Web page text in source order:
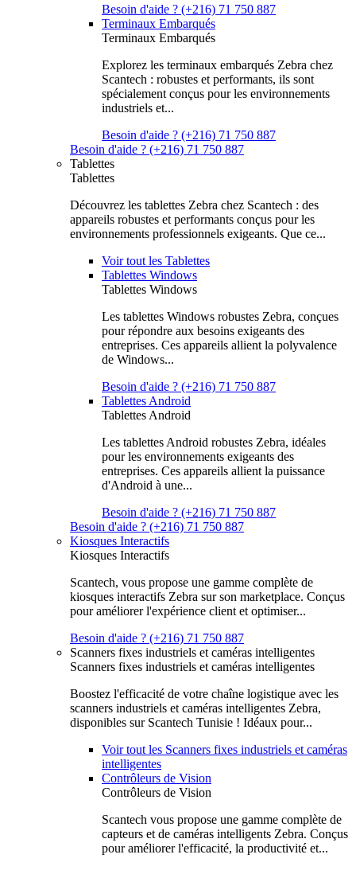
Besoin d'aide ? (+216) 71 750 887
Terminaux Embarqués
Terminaux Embarqués
Explorez les terminaux embarqués Zebra chez
Scantech : robustes et performants, ils sont
spécialement conçus pour les environnements
industriels et...
Besoin d'aide ? (+216) 71 750 887
Besoin d'aide ? (+216) 71 750 887
Tablettes
Tablettes
Découvrez les tablettes Zebra chez Scantech : des
appareils robustes et performants conçus pour les
environnements professionnels exigeants. Que ce...
Voir tout les Tablettes
Tablettes Windows
Tablettes Windows
Les tablettes Windows robustes Zebra, conçues
pour répondre aux besoins exigeants des
entreprises. Ces appareils allient la polyvalence
de Windows...
Besoin d'aide ? (+216) 71 750 887
Tablettes Android
Tablettes Android
Les tablettes Android robustes Zebra, idéales
pour les environnements exigeants des
entreprises. Ces appareils allient la puissance
d'Android à une...
Besoin d'aide ? (+216) 71 750 887
Besoin d'aide ? (+216) 71 750 887
Kiosques Interactifs
Kiosques Interactifs
Scantech, vous propose une gamme complète de
kiosques interactifs Zebra sur son marketplace. Conçus
pour améliorer l'expérience client et optimiser...
Besoin d'aide ? (+216) 71 750 887
Scanners fixes industriels et caméras intelligentes
Scanners fixes industriels et caméras intelligentes
Boostez l'efficacité de votre chaîne logistique avec les
scanners industriels et caméras intelligentes Zebra,
disponibles sur Scantech Tunisie ! Idéaux pour...
Voir tout les Scanners fixes industriels et caméras
intelligentes
Contrôleurs de Vision
Contrôleurs de Vision
Scantech vous propose une gamme complète de
capteurs et de caméras intelligents Zebra. Conçus
pour améliorer l'efficacité, la productivité et...